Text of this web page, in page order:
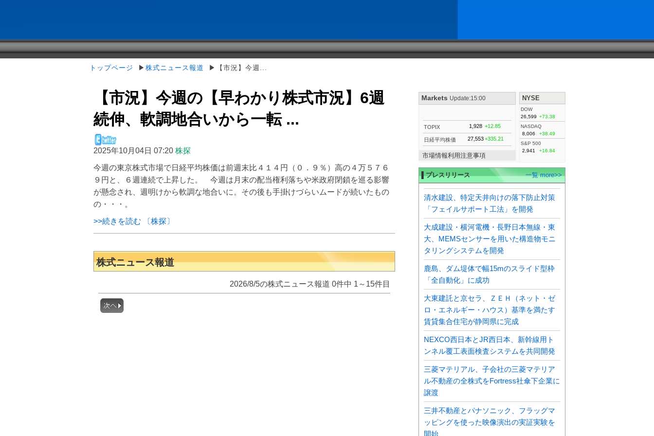
トップページ ▶ 株式ニュース報道 ▶【市況】今週...
【市況】今週の【早わかり株式市況】6週
続伸、軟調地合いから一転 ...
2025年10月04日 07:20 株探
今週の東京株式市場で日経平均株価は前週末比４１４円（０．９％）高の４万５７６
９円と、６週連続で上昇した。 今週は月末の配当権利落ちや米政府閉鎖を巡る影響
が懸念され、週明けから軟調な地合いに。その後も手掛けづらいムードが続いたもの
の・・・。
>>続きを読む 〔株探〕
株式ニュース報道
2026/8/5の株式ニュース報道 0件中 1～15件目
Markets Update:15:00
TOPIX 1,928 +12.85
日経平均株価 27,553+335.21
市場情報利用注意事項
NYSE
DOW
26,599 +73.38
NASDAQ
8,006
+38.49
S&P 500
2,941
+16.84
▌プレスリリース 一覧 more>>
清水建設、特定天井向けの落下防止対策
「フェイルサポート工法」を開発
大成建設・横河電機・長野日本無線・東
大、MEMSセンサーを用いた構造物モニ
タリングシステムを開発
鹿島、ダム堤体で幅15mのスライド型枠
「全自動化」に成功
大東建託と京セラ、ＺＥＨ（ネット・ゼ
ロ・エネルギー・ハウス）基準を満たす
賃貸集合住宅が静岡県に完成
NEXCO西日本とJR西日本、新幹線用ト
ンネル覆工表面検査システムを共同開発
三菱マテリアル、子会社の三菱マテリア
ル不動産の全株式をFortress社傘下企業に
譲渡
三井不動産とパナソニック、フラッグマ
ッピングを使った映像演出の実証実験を
開始